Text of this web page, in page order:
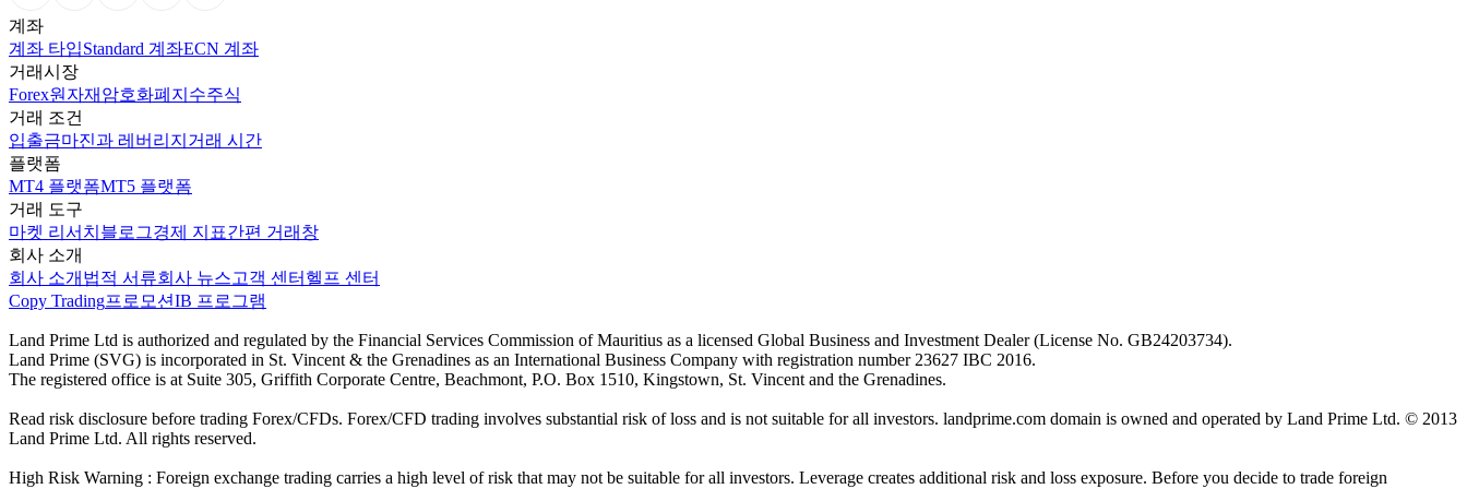
계좌
계좌 타입Standard 계좌ECN 계좌
거래시장
Forex원자재 암호화폐 지수주식
거래 조건
입출금마진과 레버리지 거래 시간
플랫폼
MT4 플랫폼MT5 플랫폼
거래 도구
마켓 리서치 블로그경제 지표간편 거래창
회사 소개
회사 소개 법적 서류회사 뉴스고객 센터 헬프 센터
Copy Trading프로모션IB 프로그램
Land Prime Ltd is authorized and regulated by the Financial Services Commission of Mauritius as a licensed Global Business and Investment Dealer (License No. GB24203734).
Land Prime (SVG) is incorporated in St. Vincent & the Grenadines as an International Business Company with registration number 23627 IBC 2016.
The registered office is at Suite 305, Griffith Corporate Centre, Beachmont, P.O. Box 1510, Kingstown, St. Vincent and the Grenadines.
Read risk disclosure before trading Forex/CFDs. Forex/CFD trading involves substantial risk of loss and is not suitable for all investors. landprime.com domain is owned and operated by Land Prime Ltd. © 2013
Land Prime Ltd. All rights reserved.
High Risk Warning : Foreign exchange trading carries a high level of risk that may not be suitable for all investors. Leverage creates additional risk and loss exposure. Before you decide to trade foreign